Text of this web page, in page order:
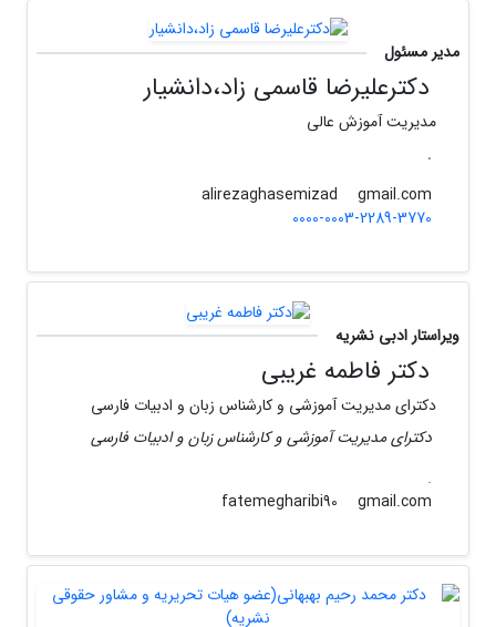
مدیر مسئول
دکترعلیرضا قاسمی زاد،دانشیار
مدیریت آموزش عالی
.
gmail.com
0000-0003-2289-3770
ویراستار ادبی نشریه
دکتر فاطمه غریبی
دکترای مدیریت آموزشی و کارشناس زبان و ادبیات فارسی
دکترای مدیریت آموزشی و کارشناس زبان و ادبیات فارسی
.
gmail.com